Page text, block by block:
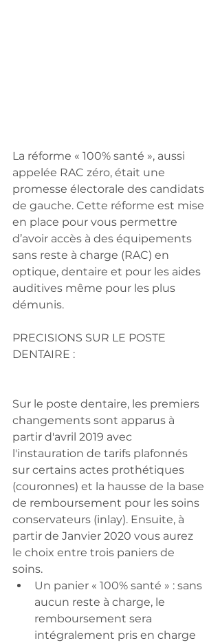
La réforme « 100% santé », aussi
appelée RAC zéro, était une
promesse électorale des candidats
de gauche. Cette réforme est mise
en place pour vous permettre
d’avoir accès à des équipements
sans reste à charge (RAC) en
optique, dentaire et pour les aides
auditives même pour les plus
démunis.
PRECISIONS SUR LE POSTE
DENTAIRE :
Sur le poste dentaire, les premiers
changements sont apparus à
partir d'avril 2019 avec
l'instauration de tarifs plafonnés
sur certains actes prothétiques
(couronnes) et la hausse de la base
de remboursement pour les soins
conservateurs (inlay). Ensuite, à
partir de Janvier 2020 vous aurez
le choix entre trois paniers de
soins.
Un panier « 100% santé » : sans
aucun reste à charge, le
remboursement sera
intégralement pris en charge